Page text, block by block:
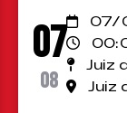
07
08
07/
Juiz
Juiz